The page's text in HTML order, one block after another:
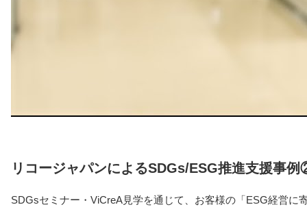
リコージャパンによるSDGs/ESG推進支援事
SDGsセミナー・ViCreA見学を通じて、お客様の「ESG経営